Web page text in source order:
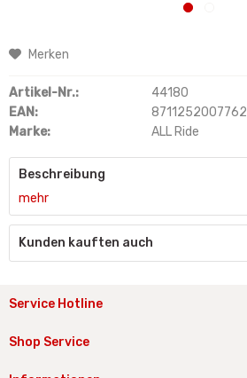
Merken
Artikel-Nr.:
44180
EAN:
8711252007762
Marke:
ALL Ride
Beschreibung
mehr
Kunden kauften auch
Service Hotline
Shop Service